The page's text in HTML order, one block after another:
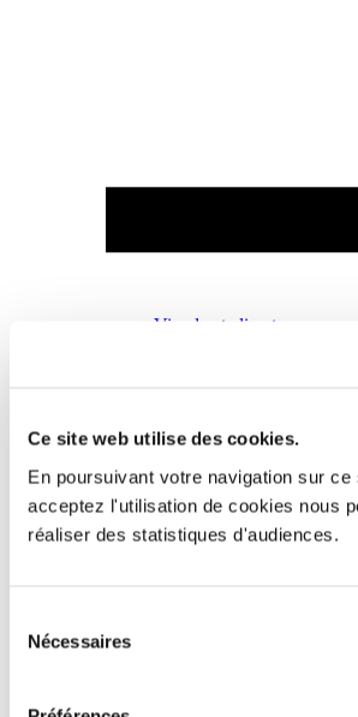
Ce site web utilise des cookies.
En poursuivant votre navigation sur ce
acceptez l'utilisation de cookies nous
réaliser des statistiques d'audiences.
Nécessaires
Viande et climat
Evaluation